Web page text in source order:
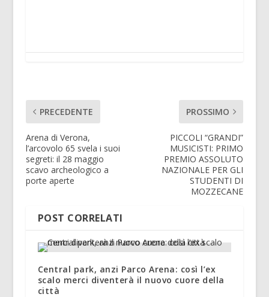
PRECEDENTE
Arena di Verona,
l’arcovolo 65 svela i suoi
segreti: il 28 maggio
scavo archeologico a
porte aperte
PROSSIMO
PICCOLI “GRANDI”
MUSICISTI: PRIMO
PREMIO ASSOLUTO
NAZIONALE PER GLI
STUDENTI DI
MOZZECANE
POST CORRELATI
Central park, anzi Parco Arena: così l’ex
scalo merci diventerà il nuovo cuore della
città